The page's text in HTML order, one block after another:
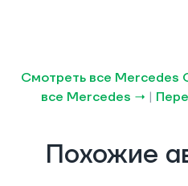
Смотреть все Mercedes
все Mercedes → |
Похожие